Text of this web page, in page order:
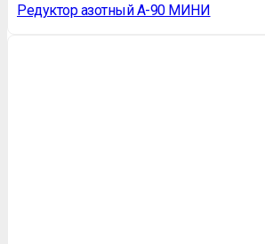
Редуктор азотный А-90 МИНИ